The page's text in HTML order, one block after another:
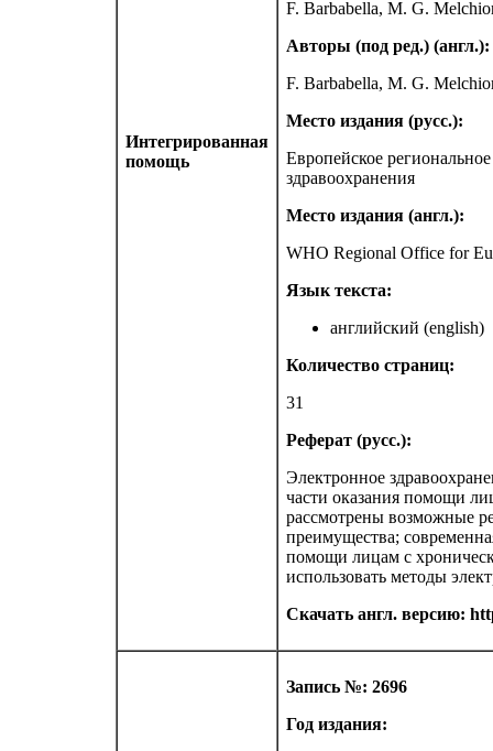
Интегрированная
помощь
F. Barbabella, M. G.
Авторы (под ред.) (англ.):
F. Barbabella, M. G.
Место издания (русс.):
Европейское
здравоохранения
Место издания (англ.):
WHO Regional Office for
Язык текста:
английский (english)
Количество страниц:
31
Реферат (русс.):
Электронное
части оказания помощи
рассмотрены возможные
преимущества;
помощи лицам с
использовать методы
Скачать англ. версию:
Запись №: 2696
Год издания: